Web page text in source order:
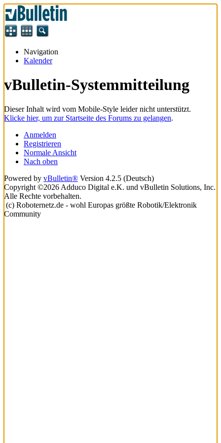
Navigation
Kalender
vBulletin-Systemmitteilung
Dieser Inhalt wird vom Mobile-Style leider nicht unterstützt.
Klicke hier, um zur Startseite des Forums zu gelangen.
Anmelden
Registrieren
Normale Ansicht
Nach oben
Powered by vBulletin® Version 4.2.5 (Deutsch)
Copyright ©2026 Adduco Digital e.K. und vBulletin Solutions, Inc.
Alle Rechte vorbehalten.
(c) Roboternetz.de - wohl Europas größte Robotik/Elektronik
Community